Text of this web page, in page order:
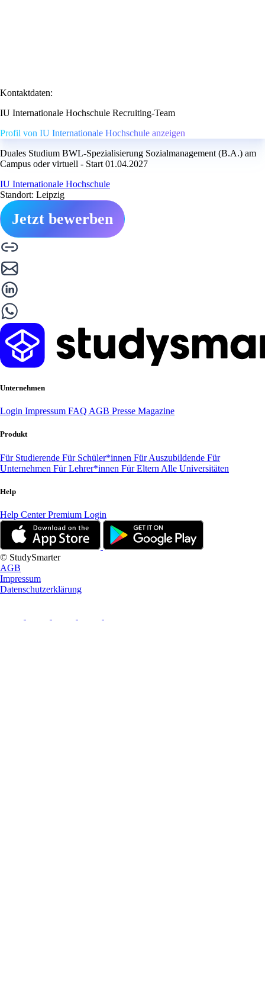
Kontaktdaten:
IU Internationale Hochschule Recruiting-Team
Profil von IU Internationale Hochschule anzeigen
Duales Studium BWL-Spezialisierung Sozialmanagement (B.A.) am
Campus oder virtuell - Start 01.04.2027
IU Internationale Hochschule
Standort: Leipzig
Jetzt bewerben
Unternehmen
Login Impressum FAQ AGB Presse Magazine
Produkt
Für Studierende Für Schüler*innen Für Auszubildende Für
Unternehmen Für Lehrer*innen Für Eltern Alle Universitäten
Help
Help CenterPremium Login
© StudySmarter
AGB
Impressum
Datenschutzerklärung